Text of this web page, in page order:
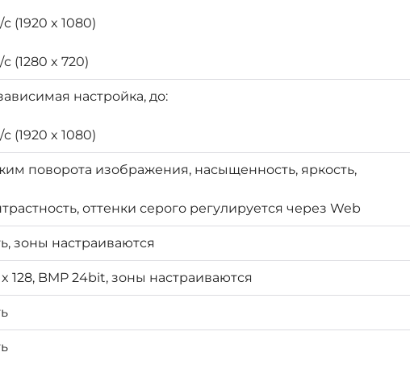
с (1920 x 1080)
с (1280 x 720)
настройка, до:
с (1920 x 1080)
поворота изображения, насыщенность, яркость,
оттенки серого регулируется через Web
зоны настраиваются
x 128, BMP 24bit, зоны настраиваются